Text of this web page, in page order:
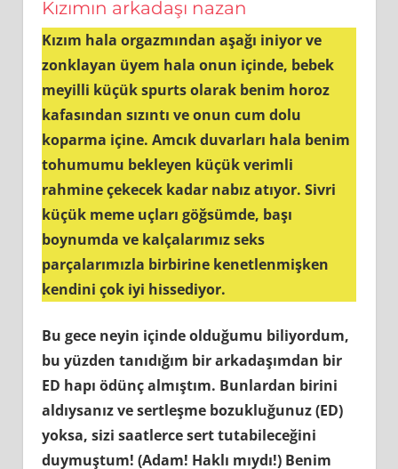
Kızımın arkadaşı nazan
Kızım hala orgazmından aşağı iniyor ve
zonklayan üyem hala onun içinde, bebek
meyilli küçük spurts olarak benim horoz
kafasından sızıntı ve onun cum dolu
koparma içine. Amcık duvarları hala benim
tohumumu bekleyen küçük verimli
rahmine çekecek kadar nabız atıyor. Sivri
küçük meme uçları göğsümde, başı
boynumda ve kalçalarımız seks
parçalarımızla birbirine kenetlenmişken
kendini çok iyi hissediyor.
Bu gece neyin içinde olduğumu biliyordum,
bu yüzden tanıdığım bir arkadaşımdan bir
ED hapı ödünç almıştım. Bunlardan birini
aldıysanız ve sertleşme bozukluğunuz (ED)
yoksa, sizi saatlerce sert tutabileceğini
duymuştum! (Adam! Haklı mıydı!) Benim